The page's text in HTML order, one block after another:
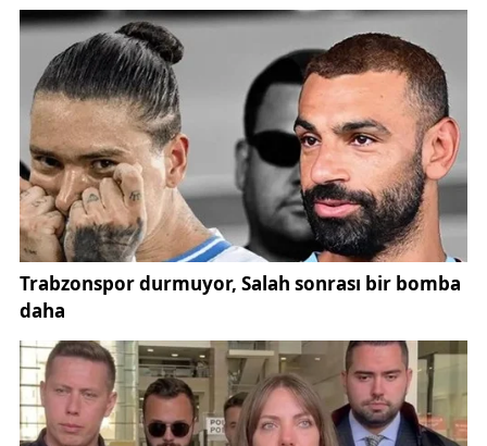
Antalya Valimiz sayın Hulusi Şahin ve eşi
Hanımefendiye teşekkür ediyorum. Şimdiden tüm
huzurevi sakinlerimizin Ramazan Bayramını
kutluyorum" dedi.
Programda huzurevi sakinlerine konuşan Antalya
Valisi Hulusi Şahin ise; “Bugün, sofralarını ve
gönüllerini bizlere açan kıymetli huzurevi
sakinlerimizle bir arada olmaktan büyük mutluluk
duyuyorum. Alanya Huzurevi, sağladığı imkânlar ve
gerçekleştirdiği faaliyetler bakımından örnek bir
huzurevi konumunda bulunuyor. Hayırseverlerimizin
ve devletimizin destekleriyle, değerli büyüklerimizin
bu imkânlardan daha fazla faydalanmasını sağlamak
için çalışmalarımızı sürdürüyoruz.